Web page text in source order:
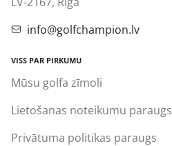
info@golfchampion.lv
VISS PAR PIRKUMU
Mūsu golfa zīmoli
Lietošanas noteikumu paraugs
Privātuma politikas paraugs